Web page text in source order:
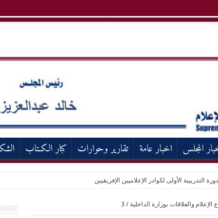
المجلس اخبار عامة تقارير وحوارات كبار الكـتاب
التدريبية الأولى لكوادر الإعلاميين الإفريقيين
والعلاقات بوزارة الداخلية /
3